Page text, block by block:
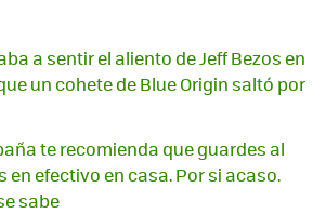
a sentir el aliento de Jeff Bezos en
un cohete de Blue Origin saltó por
te recomienda que guardes al
en efectivo en casa. Por si acaso.
sabe